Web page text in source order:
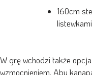
160cm
W grę wchodzi także
wzmocnieniem. Aby